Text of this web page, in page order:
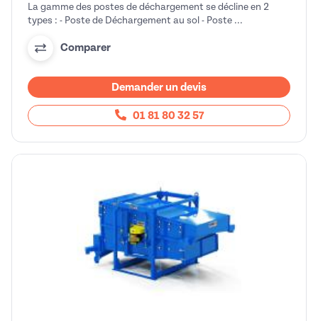
La gamme des postes de déchargement se décline en 2
types : - Poste de Déchargement au sol - Poste ...
Comparer
Demander un devis
01 81 80 32 57